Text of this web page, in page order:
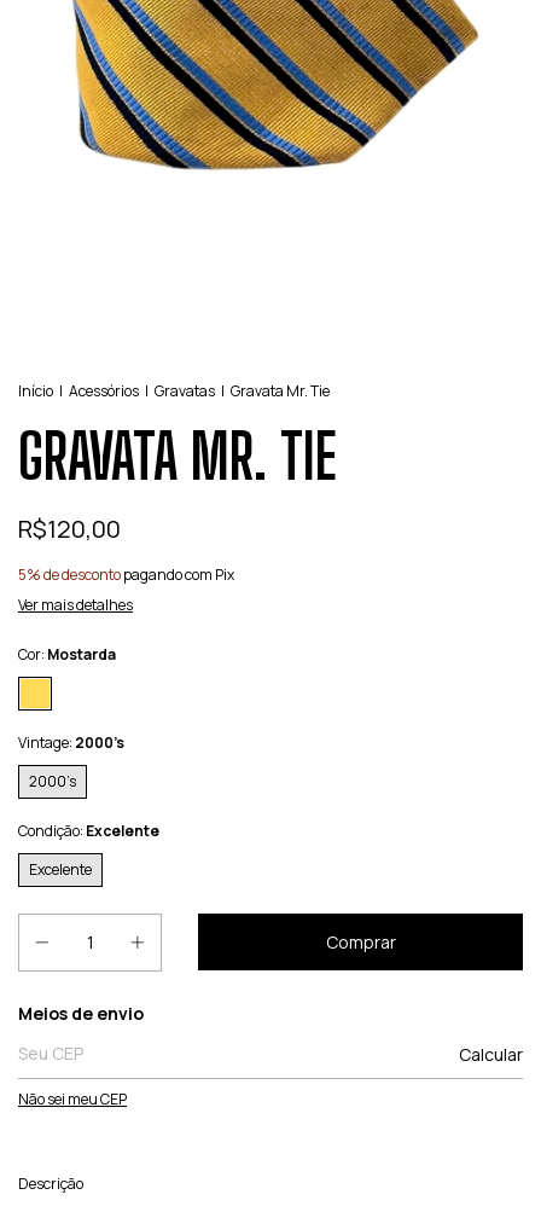
Início | Acessórios | Gravatas | Gravata Mr. Tie
GRAVATA MR. TIE
R$120,00
5% de descontopagando com Pix
Ver mais detalhes
Cor: Mostarda
Vintage: 2000’s
2000’s
Condição: Excelente
Excelente
Entregas para o CEP:
Meios de envio
Calcular
Não sei meu CEP
Descrição